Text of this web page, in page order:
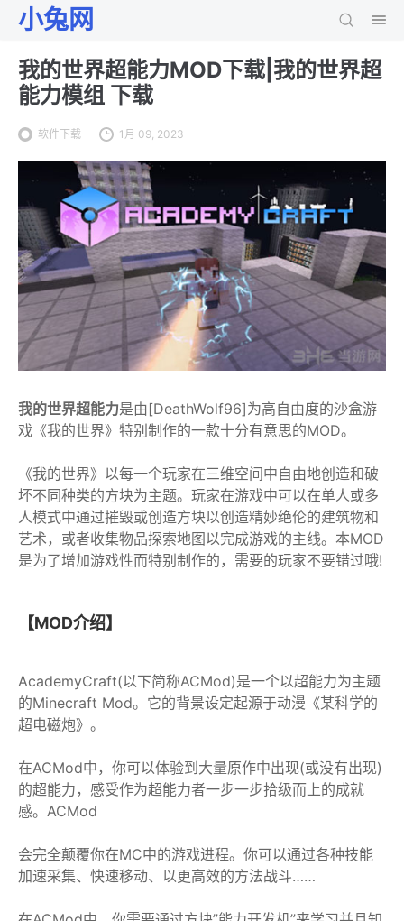
小兔网
我的世界超能力MOD下载|我的世界超
能力模组 下载
软件下载 1月 09, 2023
我的世界超能力是由[DeathWolf96]为高自由度的沙盒游
戏《我的世界》特别制作的一款十分有意思的MOD。
《我的世界》以每一个玩家在三维空间中自由地创造和破
坏不同种类的方块为主题。玩家在游戏中可以在单人或多
人模式中通过摧毁或创造方块以创造精妙绝伦的建筑物和
艺术，或者收集物品探索地图以完成游戏的主线。本MOD
是为了增加游戏性而特别制作的，需要的玩家不要错过哦!
【MOD介绍】
AcademyCraft(以下简称ACMod)是一个以超能力为主题
的Minecraft Mod。它的背景设定起源于动漫《某科学的
超电磁炮》。
在ACMod中，你可以体验到大量原作中出现(或没有出现)
的超能力，感受作为超能力者一步一步拾级而上的成就
感。ACMod
会完全颠覆你在MC中的游戏进程。你可以通过各种技能
加速采集、快速移动、以更高效的方法战斗……